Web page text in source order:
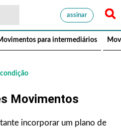
assinar
para intermediários
condição
Movimentos
incorporar um plano de